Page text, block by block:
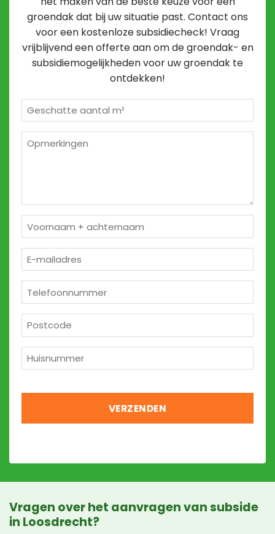
groendak dat bij uw situatie past. Contact ons
voor een kostenloze subsidiecheck! Vraag
vrijblijvend een offerte aan om de groendak- en
subsidiemogelijkheden voor uw groendak te
ontdekken!
m²
Naam
*
mailadres
*
*
*
Vragen over het aanvragen van subside
in Loosdrecht?